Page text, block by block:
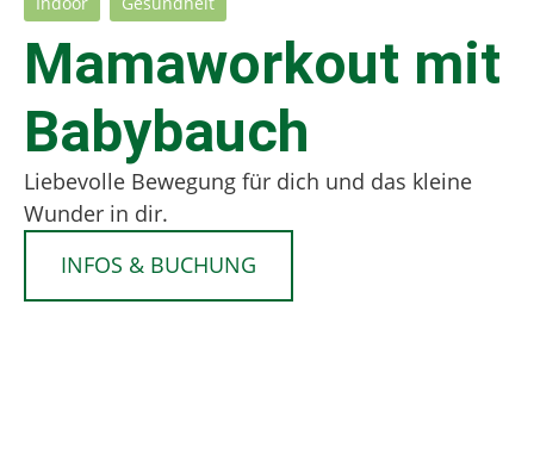
Mamaworkout mit
Babybauch
Liebevolle Bewegung für dich und das kleine
Wunder in dir.
INFOS & BUCHUNG